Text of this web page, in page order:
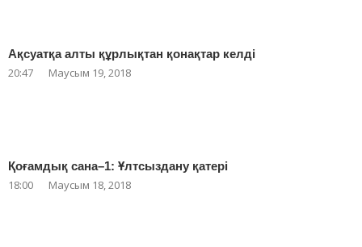
Ақсуатқа алты құрлықтан қонақтар келді
20:47 Маусым 19, 2018
Қоғамдық сана–1: Ұлтсыздану қатері
18:00 Маусым 18, 2018